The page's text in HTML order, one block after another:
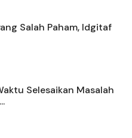
Salah Paham, Idgitaf
Selesaikan Masalah